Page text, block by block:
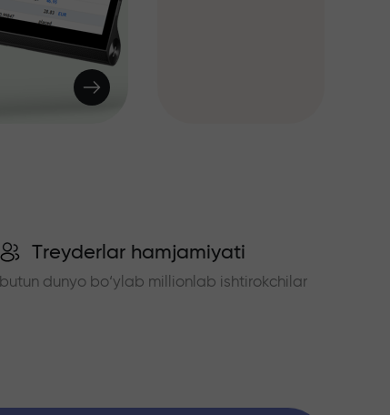
Treyderlar hamjamiyati
butun dunyo bo‘ylab millionlab ishtirokchilar